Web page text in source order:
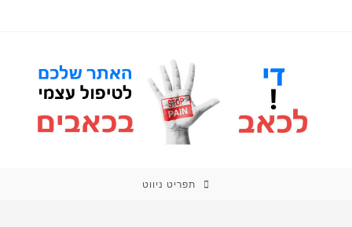
תפריט ניווט